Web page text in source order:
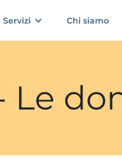
Servizi Chi siamo
- Le